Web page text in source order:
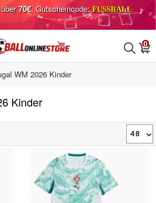
70€, Gutscheincode:FUSSBALL
󰂨 0
󰃦
WM 2026 Kinder
Kinder